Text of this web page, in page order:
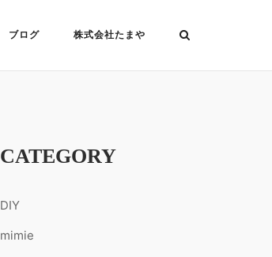
ブログ 株式会社たまや
CATEGORY
DIY
mimie